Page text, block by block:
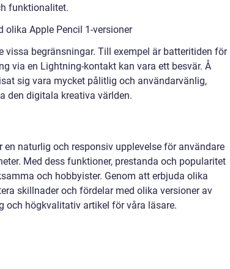
funktionalitet.
olika Apple Pencil 1-versioner
begränsningar. Till exempel är batteritiden för
via en Lightning-kontakt kan vara ett besvär. Å
sig vara mycket pålitlig och användarvänlig,
den digitala kreativa världen.
naturlig och responsiv upplevelse för användare
Med dess funktioner, prestanda och popularitet
och hobbyister. Genom att erbjuda olika
skillnader och fördelar med olika versioner av
och högkvalitativ artikel för våra läsare.